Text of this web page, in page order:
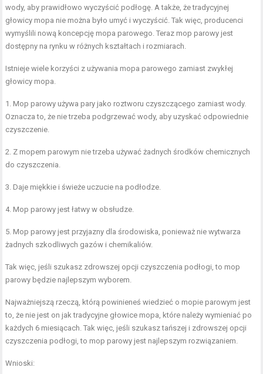
wody, aby prawidłowo wyczyścić podłogę. A także, że tradycyjnej
głowicy mopa nie można było umyć i wyczyścić. Tak więc, producenci
wymyślili nową koncepcję mopa parowego. Teraz mop parowy jest
dostępny na rynku w różnych kształtach i rozmiarach.
Istnieje wiele korzyści z używania mopa parowego zamiast zwykłej
głowicy mopa.
1. Mop parowy używa pary jako roztworu czyszczącego zamiast wody.
Oznacza to, że nie trzeba podgrzewać wody, aby uzyskać odpowiednie
czyszczenie.
2. Z mopem parowym nie trzeba używać żadnych środków chemicznych
do czyszczenia.
3. Daje miękkie i świeże uczucie na podłodze.
4. Mop parowy jest łatwy w obsłudze.
5. Mop parowy jest przyjazny dla środowiska, ponieważ nie wytwarza
żadnych szkodliwych gazów i chemikaliów.
Tak więc, jeśli szukasz zdrowszej opcji czyszczenia podłogi, to mop
parowy będzie najlepszym wyborem.
Najważniejszą rzeczą, którą powinieneś wiedzieć o mopie parowym jest
to, że nie jest on jak tradycyjne głowice mopa, które należy wymieniać po
każdych 6 miesiącach. Tak więc, jeśli szukasz tańszej i zdrowszej opcji
czyszczenia podłogi, to mop parowy jest najlepszym rozwiązaniem.
Wnioski: